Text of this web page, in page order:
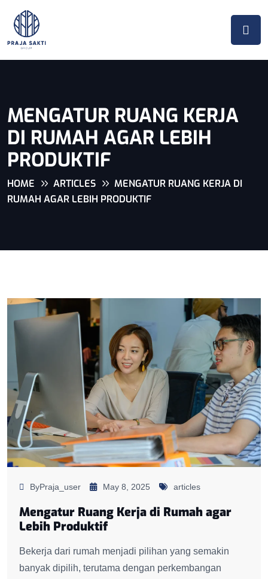
MENGATUR RUANG KERJA
DI RUMAH AGAR LEBIH
PRODUKTIF
HOME ARTICLES
MENGATUR RUANG KERJA DI
RUMAH AGAR LEBIH PRODUKTIF
ByPraja_user May 8, 2025 articles
Mengatur Ruang Kerja di Rumah agar
Lebih Produktif
Bekerja dari rumah menjadi pilihan yang semakin
banyak dipilih, terutama dengan perkembangan